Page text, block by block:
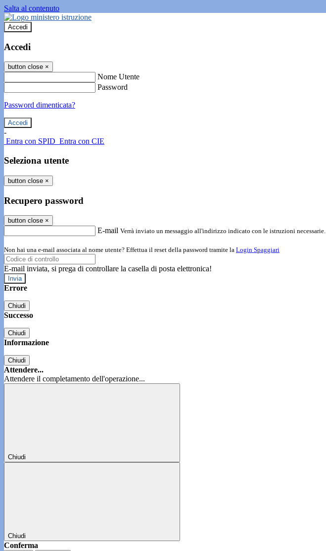
Salta al contenuto
Accedi
Accedi
button close ×
Nome Utente
Password
Password dimenticata?
-
Entra con SPID Entra con CIE
Seleziona utente
button close ×
Recupero password
button close ×
E-mail Verrà inviato un messaggio all'indirizzo indicato con le istruzioni necessarie.
Non hai una e-mail associata al nome utente? Effettua il reset della password tramite la Login Spaggiari
E-mail inviata, si prega di controllare la casella di posta elettronica!
Errore
Chiudi
Successo
Chiudi
Informazione
Chiudi
Attendere...
Attendere il completamento dell'operazione...
Chiudi
Chiudi
Conferma